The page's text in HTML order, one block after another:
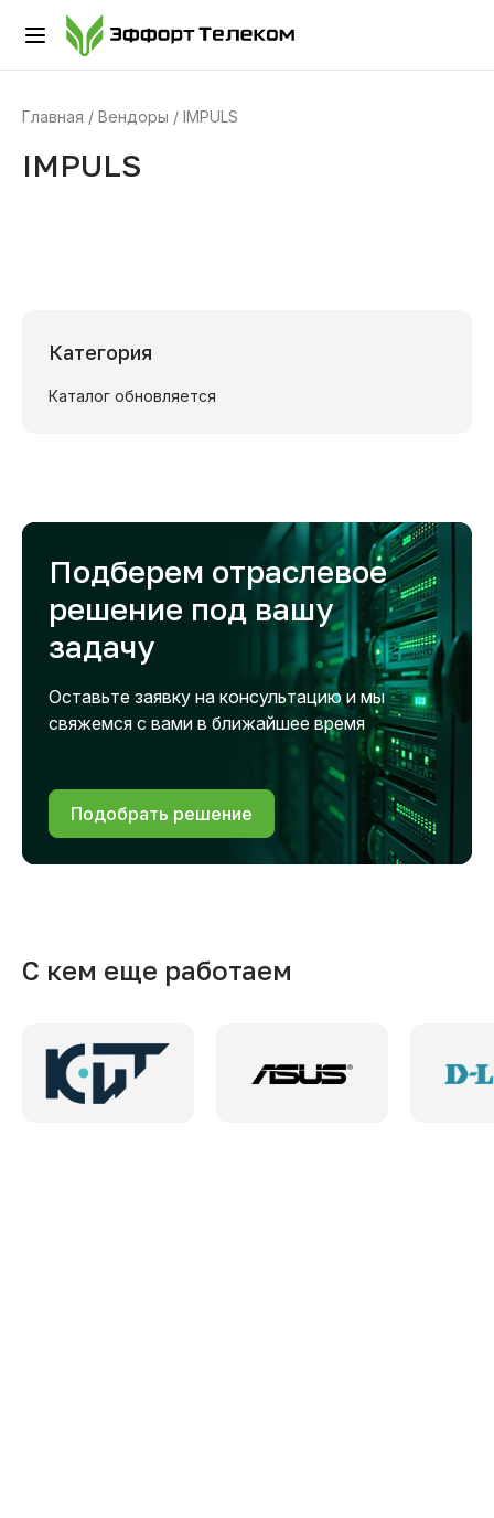
Главная Вендоры IMPULS
IMPULS
Категория
Каталог обновляется
Подберем отраслевое
решение под вашу
задачу
Оставьте заявку на консультацию и мы
свяжемся с вами в ближайшее время
Подобрать решение
С кем еще работаем